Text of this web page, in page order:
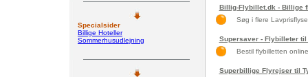
Specialsider
Billige Hoteller
Sommerhusudlejning
Billig-Flybillet.dk - Billige
Søg i flere
Supersaver - Flybilleter
Bestil flybilletten
Superbillige Flyrejser til